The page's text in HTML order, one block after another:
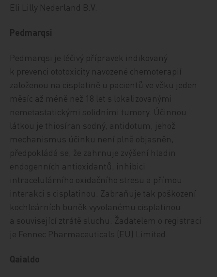
Eli Lilly Nederland B.V.
Pedmarqsi
Pedmarqsi je léčivý přípravek indikovaný
k prevenci ototoxicity navozené chemoterapií
založenou na cisplatině u pacientů ve věku jeden
měsíc až méně než 18 let s lokalizovanými
nemetastatickými solidními tumory. Účinnou
látkou je thiosíran sodný, antidotum, jehož
mechanismus účinku není plně objasněn,
předpokládá se, že zahrnuje zvýšení hladin
endogenních antioxidantů, inhibici
intracelulárního oxidačního stresu a přímou
interakci s cisplatinou. Zabraňuje tak poškození
kochleárních buněk vyvolanému cisplatinou
a související ztrátě sluchu. Žadatelem o registraci
je Fennec Pharmaceuticals (EU) Limited.
Qaialdo